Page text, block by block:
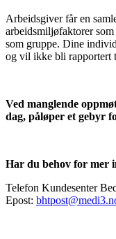
Arbeidsgiver får en
arbeidsmiljøfaktorer
som gruppe. Dine
og vil ikke bli rapportert
Ved manglende
dag, påløper et gebyr
Har du behov for mer
Telefon Kundesenter
Epost: